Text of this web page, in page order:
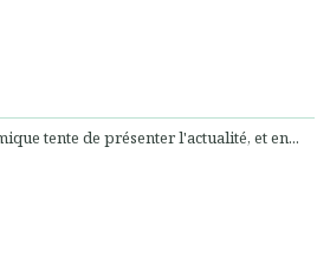
tente de présenter l'actualité, et en...